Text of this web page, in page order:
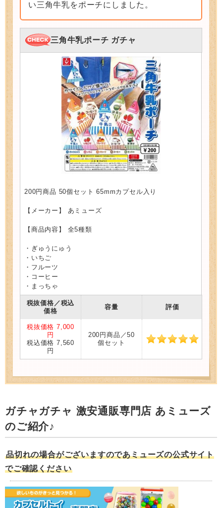
い三角牛乳をポーチにしました。
三角牛乳ポーチ ガチャ
200円商品 50個セット 65mmカプセル入り
【メーカー】 あミューズ
【商品内容】 全5種類
・ぎゅうにゅう
・いちご
・フルーツ
・コーヒー
・まっちゃ
税抜価格／税込
価格
容量 評価
税抜価格 7,000
円
税込価格 7,560
円
200円商品／50
個セット
ガチャガチャ 激安通販専門店 あミューズ
のご紹介♪
品切れの場合がございますのであミューズの公式サイト
でご確認ください